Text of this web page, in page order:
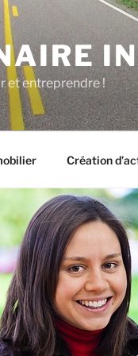
et entreprendre !
Création